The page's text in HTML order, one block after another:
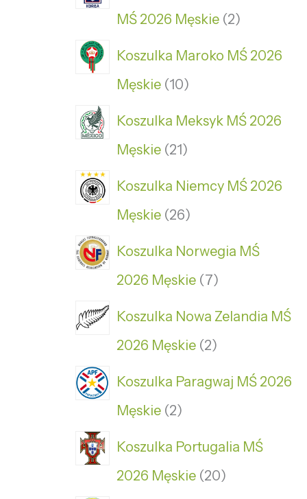
MŚ 2026 Męskie 2
Koszulka Maroko MŚ 2026
Męskie 10
Koszulka Meksyk MŚ 2026
Męskie 21
Koszulka Niemcy MŚ 2026
Męskie 26
Koszulka Norwegia MŚ
2026 Męskie 7
Koszulka Nowa Zelandia MŚ
2026 Męskie 2
Koszulka Paragwaj MŚ 2026
Męskie 2
Koszulka Portugalia MŚ
2026 Męskie 20